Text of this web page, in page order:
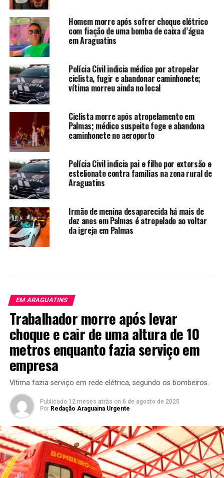
Homem morre após sofrer choque elétrico
com fiação de uma bomba de caixa d’água
em Araguatins
Polícia Civil indicia médico por atropelar
ciclista, fugir e abandonar caminhonete;
vítima morreu ainda no local
Ciclista morre após atropelamento em
Palmas; médico suspeito foge e abandona
caminhonete no aeroporto
Polícia Civil indicia pai e filho por extorsão e
estelionato contra famílias na zona rural de
Araguatins
Irmão de menina desaparecida há mais de
dez anos em Palmas é atropelado ao voltar
da igreja em Palmas
EM ARAGUATINS
Trabalhador morre após levar
choque e cair de uma altura de 10
metros enquanto fazia serviço em
empresa
Vítima fazia serviço em rede elétrica, segundo os bombeiros.
Publicado 12 meses atrás on 6 de agosto de 2025
Por Redação Araguaina Urgente